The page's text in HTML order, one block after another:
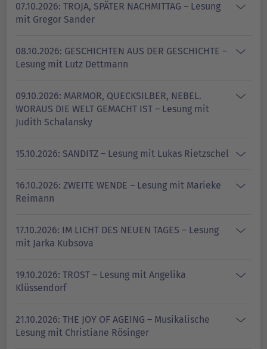
07.10.2026: TROJA, SPÄTER NACHMITTAG – Lesung
mit Gregor Sander
08.10.2026: GESCHICHTEN AUS DER GESCHICHTE –
Lesung mit Lutz Dettmann
09.10.2026: MARMOR, QUECKSILBER, NEBEL.
WORAUS DIE WELT GEMACHT IST – Lesung mit
Judith Schalansky
15.10.2026: SANDITZ – Lesung mit Lukas Rietzschel
16.10.2026: ZWEITE WENDE – Lesung mit Marieke
Reimann
17.10.2026: IM LICHT DES NEUEN TAGES – Lesung
mit Jarka Kubsova
19.10.2026: TROST – Lesung mit Angelika
Klüssendorf
21.10.2026: THE JOY OF AGEING – Musikalische
Lesung mit Christiane Rösinger